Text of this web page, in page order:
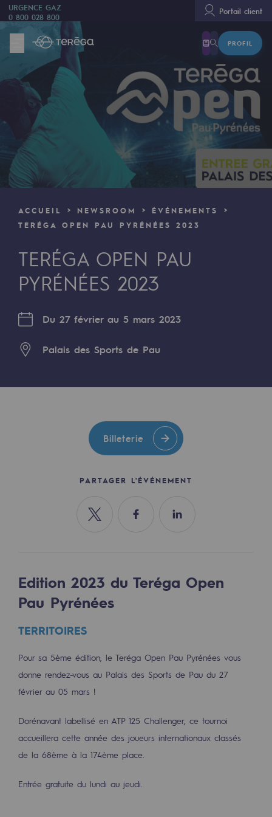
URGENCE GAZ
0 800 028 800
Portail client
PROFIL
Nous sommes
Nous sommes
80 ans d'histoire
Teréga
Teréga
Accélérateur de la transition énergétique
Une organisation adaptative et ouverte
Une organisation adaptative et
Digitalisation
Notre culture et nos valeurs
Une organisation certifiée
Gouvernance
Indicateurs
Notre vision
Gaz renouvelables et procédés durables
Gaz renouvelables et procédés
Pyrogazéification et gazéification
Méthanation
Concertations CH4, H2 et CO2
Espace pédagogique
ACCUEIL NEWSROOM
ÉVÉNEMENTS
TERÉGA OPEN PAU PYRÉNÉES 2023
TERÉGA OPEN PAU
PYRÉNÉES 2023
Du 27 février au 5 mars 2023
Palais des Sports de Pau
Billeterie
PARTAGER L'ÉVÉNEMENT
Partager sur Twitter
Partager sur Facebook
Partager sur Linkedin
Edition 2023 du Teréga Open
Pau Pyrénées
TERRITOIRES
Pour sa 5ème édition, le Teréga Open Pau Pyrénées vous
donne rendez-vous au Palais des Sports de Pau du 27
février au 05 mars !
Dorénavant labellisé en ATP 125 Challenger, ce tournoi
accueillera cette année des joueurs internationaux classés
de la 68ème à la 174ème place.
Entrée gratuite du lundi au jeudi.